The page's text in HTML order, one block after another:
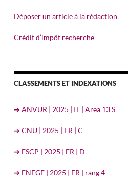
Déposer un article à la rédaction
Crédit d’impôt recherche
CLASSEMENTS ET INDEXATIONS
➔ ANVUR | 2025 | IT | Area 13 S
➔ CNU | 2025 | FR | C
➔ ESCP | 2025 | FR | D
➔ FNEGE | 2025 | FR | rang 4